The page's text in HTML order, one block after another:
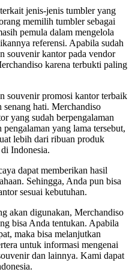
jenis-jenis tumbler yang
memilih tumbler sebagai
pemula dalam mengelola
referensi. Apabila sudah
souvenir kantor pada vendor
karena terbukti paling
souvenir promosi kantor terbaik
senang hati. Merchandiso
yang sudah berpengalaman
yang lama tersebut,
lebih dari ribuan produk
Indonesia.
dapat memberikan hasil
Sehingga, Anda pun bisa
sesuai kebutuhan.
akan digunakan, Merchandiso
bisa Anda tentukan. Apabila
maka bisa melanjutkan
untuk informasi mengenai
dan lainnya. Kami dapat